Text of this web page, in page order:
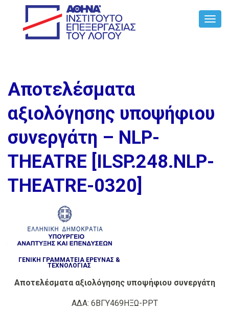
Αποτελέσματα
αξιολόγησης υποψήφιου
συνεργάτη – NLP-
THEATRE [ILSP.248.NLP-
THEATRE-0320]
ΓΕΝΙΚΗ ΓΡΑΜΜΑΤΕΙΑ ΕΡΕΥΝΑΣ &
ΤΕΧΝΟΛΟΓΙΑΣ
Αποτελέσματα αξιολόγησης υποψήφιου συνεργάτη
ΑΔΑ: 6ΒΓΥ469ΗΞΩ-ΡΡΤ